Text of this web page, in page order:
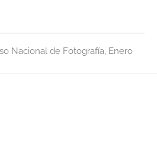
Nacional de Fotografía, Enero